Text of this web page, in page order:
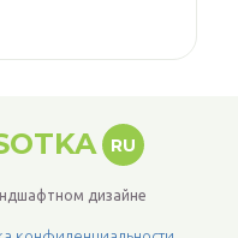
RU
дизайне